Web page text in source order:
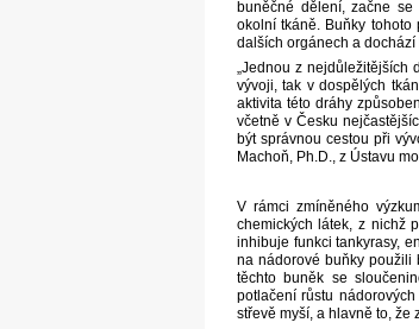
buněčné dělení, začne
okolní tkáně. Buňky
dalších orgánech a
„Jednou z nejdůležitějších
vývoji, tak v dospělých
aktivita této dráhy
včetně v Česku
být správnou cestou při
Machoň, Ph.D., z Ústavu
V rámci zmíněného
chemických látek, z nichž
inhibuje funkci tankyrasy,
na nádorové buňky použili
těchto buněk se
potlačení růstu
střevě myší, a hlavně to, že